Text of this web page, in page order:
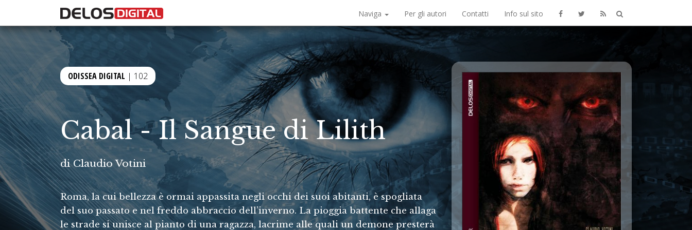
Naviga Per gli autori Contatti Info sul sito
ODISSEA DIGITAL | 102
Cabal - Il Sangue di Lilith
diClaudio Votini
Roma, la cui bellezza è ormai appassita negli occhi dei suoi abitanti, è spogliata
del suo passato e nel freddo abbraccio dell’inverno. La pioggia battente che allaga
le strade si unisce al pianto di una ragazza, lacrime alle quali un demone presterà